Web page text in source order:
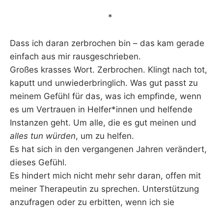
*
Dass ich daran zerbrochen bin – das kam gerade
einfach aus mir rausgeschrieben.
Großes krasses Wort. Zerbrochen. Klingt nach tot,
kaputt und unwiederbringlich. Was gut passt zu
meinem Gefühl für das, was ich empfinde, wenn
es um Vertrauen in Helfer*innen und helfende
Instanzen geht. Um alle, die es gut meinen und
alles tun würden, um zu helfen.
Es hat sich in den vergangenen Jahren verändert,
dieses Gefühl.
Es hindert mich nicht mehr sehr daran, offen mit
meiner Therapeutin zu sprechen. Unterstützung
anzufragen oder zu erbitten, wenn ich sie